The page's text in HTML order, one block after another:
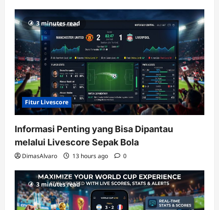
RTP
terupdate
3 minutes read
Fitur Livescore
Informasi Penting yang Bisa Dipantau
melalui Livescore Sepak Bola
DimasAlvaro 13 hours ago 0
3 minutes read